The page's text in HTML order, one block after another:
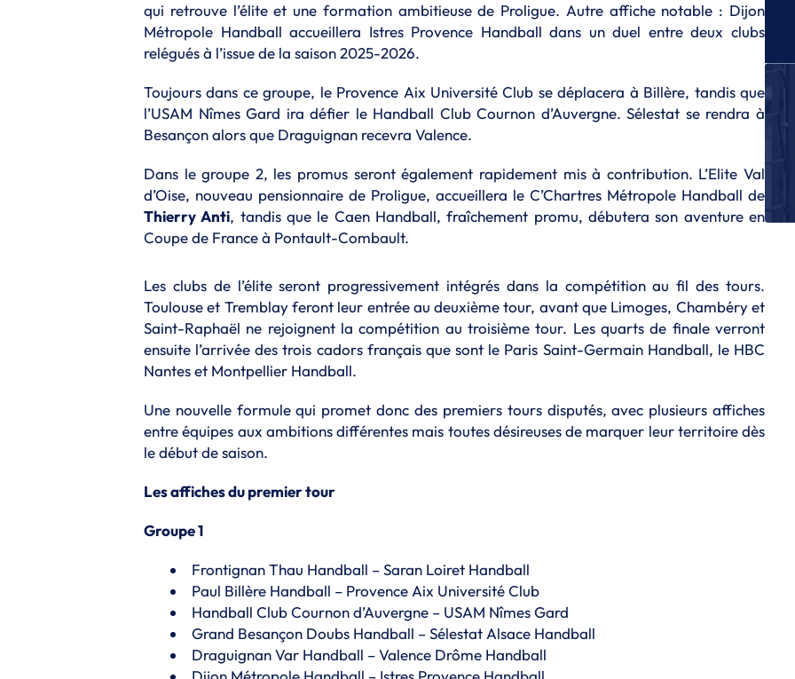
qui retrouve l’élite et une formation ambitieuse de Proligue. Autre affiche notable : Dijon
Métropole Handball accueillera Istres Provence Handball dans un duel entre deux clubs
relégués à l’issue de la saison 2025-2026.
Toujours dans ce groupe, le Provence Aix Université Club se déplacera à Billère, tandis que
l’USAM Nîmes Gard ira défier le Handball Club Cournon d’Auvergne. Sélestat se rendra à
Besançon alors que Draguignan recevra Valence.
Dans le groupe 2, les promus seront également rapidement mis à contribution. L’Elite Val
d’Oise, nouveau pensionnaire de Proligue, accueillera le C’Chartres Métropole Handball de
Thierry Anti, tandis que le Caen Handball, fraîchement promu, débutera son aventure en
Coupe de France à Pontault-Combault.
Les clubs de l’élite seront progressivement intégrés dans la compétition au fil des tours.
Toulouse et Tremblay feront leur entrée au deuxième tour, avant que Limoges, Chambéry et
Saint-Raphaël ne rejoignent la compétition au troisième tour. Les quarts de finale verront
ensuite l’arrivée des trois cadors français que sont le Paris Saint-Germain Handball, le HBC
Nantes et Montpellier Handball.
Une nouvelle formule qui promet donc des premiers tours disputés, avec plusieurs affiches
entre équipes aux ambitions différentes mais toutes désireuses de marquer leur territoire dès
le début de saison.
Les affiches du premier tour
Groupe 1
Frontignan Thau Handball – Saran Loiret Handball
Paul Billère Handball – Provence Aix Université Club
Handball Club Cournon d’Auvergne – USAM Nîmes Gard
Grand Besançon Doubs Handball – Sélestat Alsace Handball
Draguignan Var Handball – Valence Drôme Handball